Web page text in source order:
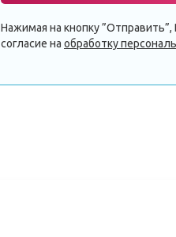
Нажимая на кнопку
согласие на обработку